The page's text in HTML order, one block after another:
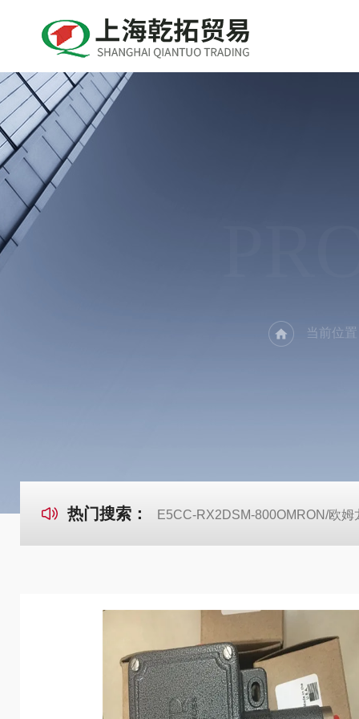
当前位
热门搜索： E5CC-RX2DSM-800OMRON/欧